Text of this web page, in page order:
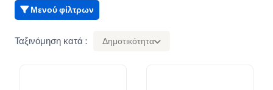
Μενού φίλτρων
Ταξινόμηση κατά : Δημοτικότητα